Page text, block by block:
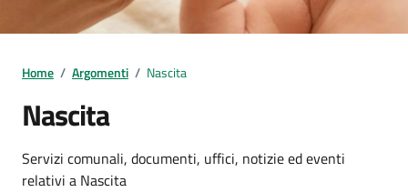
Home / Argomenti / Nascita
Nascita
Dettagli dell'argomento
Servizi comunali, documenti, uffici, notizie ed eventi
relativi a Nascita